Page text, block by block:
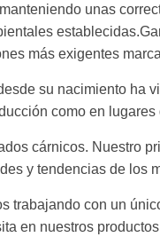
unas
más exigentes
su nacimiento ha
como en lugares
cárnicos. Nuestro
y tendencias de los
trabajando con un
en nuestros